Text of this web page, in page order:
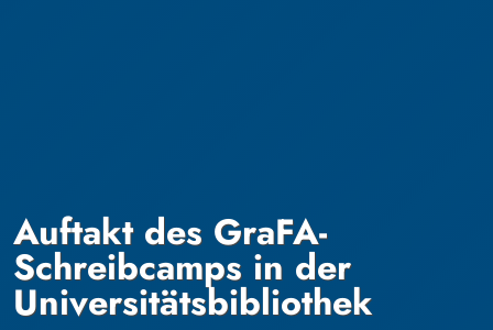
Auftakt des GraFA-
Schreibcamps in der
Universitätsbibliothek